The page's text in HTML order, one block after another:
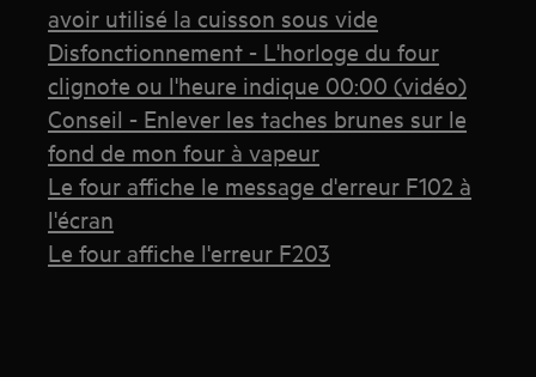
avoir utilisé la cuisson sous vide
Disfonctionnement - L'horloge du four
clignote ou l'heure indique 00:00 (vidéo)
Conseil - Enlever les taches brunes sur le
fond de mon four à vapeur
Le four affiche le message d'erreur F102 à
l'écran
Le four affiche l'erreur F203